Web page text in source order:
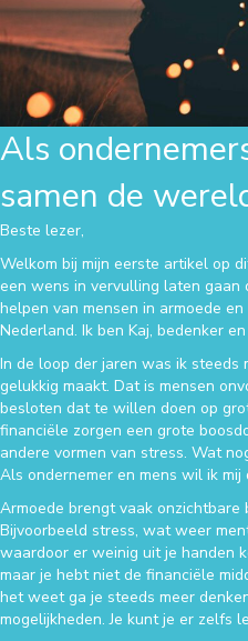
Als
samen de
Beste lezer,
Welkom bij mijn eerste artikel op
een wens in vervulling laten gaan
helpen van mensen in armoede
Nederland. Ik ben Kaj, bedenker
In de loop der jaren was ik
gelukkig maakt. Dat is mensen
besloten dat te willen doen op
financiële zorgen een grote
andere vormen van stress. Wat
Als ondernemer en mens wil ik mij
Armoede brengt vaak onzichtbare
Bijvoorbeeld stress, wat weer
waardoor er weinig uit je handen
maar je hebt niet de financiële
het weet ga je steeds meer
mogelijkheden. Je kunt je er zelfs